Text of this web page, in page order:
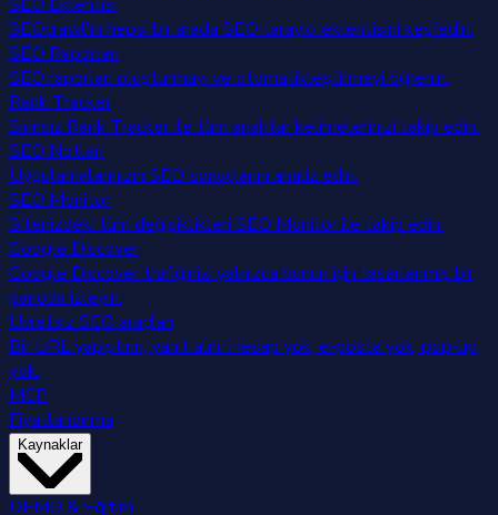
SEOcrawl'ın hepsi bir arada SEO tarayıcı eklentisini keşfedin.
SEO Raporları
SEO raporları oluşturmayı ve otomatikleştirmeyi öğrenin.
Rank Tracker
Sınırsız Rank Tracker ile tüm anahtar kelimelerinizi takip edin.
SEO Notları
Uygulamalarınızın SEO sonuçlarını analiz edin.
SEO Monitor
Sitenizdeki tüm değişiklikleri SEO Monitor ile takip edin.
Google Discover
Google Discover trafiğinizi yalnızca bunun için tasarlanmış bir
panoda izleyin.
Ücretsiz SEO araçları
Bir URL yapıştırın, yanıt alın. Hesap yok, e-posta yok, pop-up
yok.
MCP
Fiyatlandırma
Kaynaklar
DEMO & Eğitim